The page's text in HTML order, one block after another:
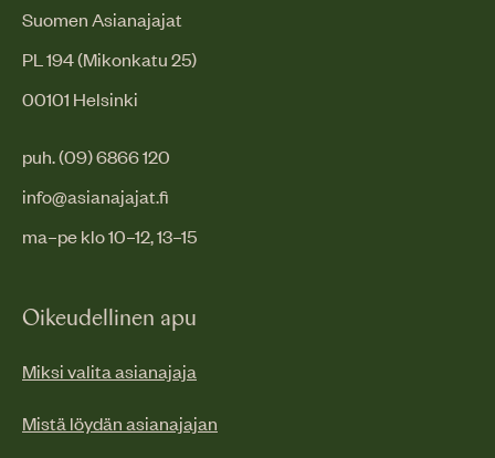
Suomen Asianajajat
PL 194 (Mikonkatu 25)
00101 Helsinki
puh. (09) 6866 120
info@asianajajat.fi
ma–pe klo 10–12, 13–15
Oikeudellinen apu
Miksi valita asianajaja
Mistä löydän asianajajan